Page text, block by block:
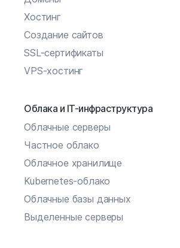
Хостинг
Создание сайтов
SSL-сертификаты
VPS-хостинг
Облака и IT-инфраструктура
Облачные серверы
Частное облако
Облачное хранилище
Kubernetes-облако
Облачные базы данных
Выделенные серверы